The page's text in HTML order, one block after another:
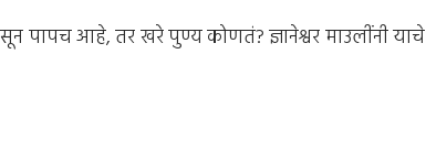
आहे, तर खरे पुण्य कोणतं? ज्ञानेश्वर माउलींनी याचे